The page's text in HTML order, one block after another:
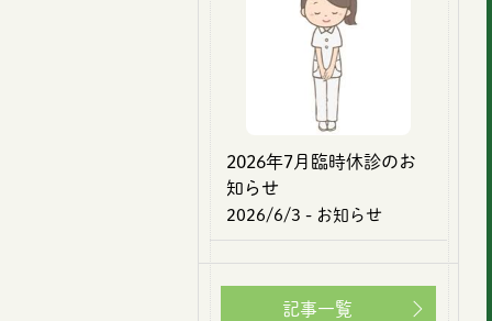
2026年7月臨時休診のお
知らせ
2026/6/3 - お知らせ
記事一覧